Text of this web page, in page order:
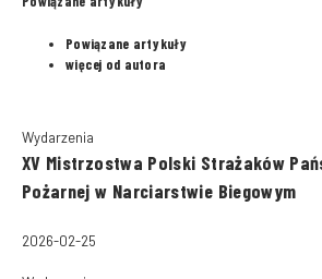
Powiązane artykuły
więcej od autora
Wydarzenia
XV Mistrzostwa Polski Strażaków
Pożarnej w Narciarstwie Biegowym
2026-02-25